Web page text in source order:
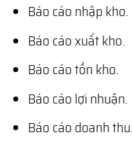
Báo cáo nhập kho.
Báo cáo xuất kho.
Báo cáo tồn kho.
Báo cáo lợi nhuận.
Báo cáo doanh thu.